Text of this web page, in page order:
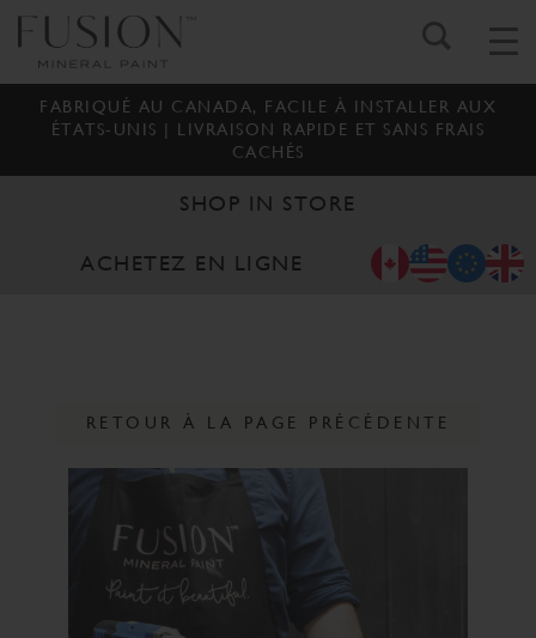
FABRIQUÉ AU CANADA, FACILE À INSTALLER AUX
ÉTATS-UNIS | LIVRAISON RAPIDE ET SANS FRAIS
CACHÉS
SHOP IN STORE
ACHETEZ EN LIGNE
RETOUR À LA PAGE PRÉCÉDENTE